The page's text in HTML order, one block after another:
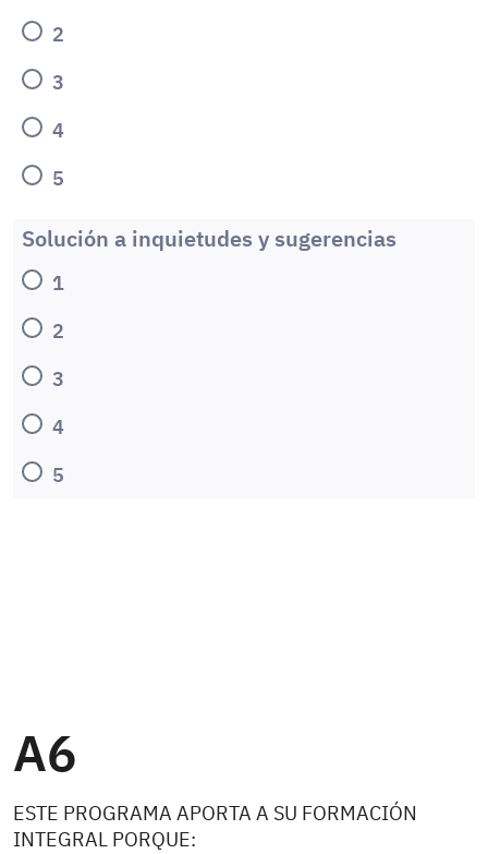
2
3
4
5
Solución a inquietudes y sugerencias
1
2
3
4
5
A6
ESTE PROGRAMA APORTA A SU FORMACIÓN
INTEGRAL PORQUE: